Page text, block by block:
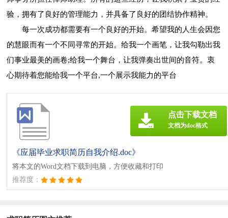
验，拥有了良好的管理能力，并具备了良好的团结协作精神。
每一次成功都需要有一个良好的开始。希望我的人生会因您
的慧眼而有一个不同寻常的开始。给我一个画笔，让我勾勒出我
们事业最美的画卷;给我一个舞台，让我弹奏出世间的音符。衷
心期待着您能给我一个平台,一个展示我能力的平台
《应届毕业求职简历自我介绍.doc》
将本文的Word文档下载到电脑，方便收藏和打印
推荐度：
点击下载文档
文档为doc格式